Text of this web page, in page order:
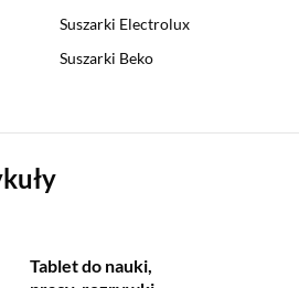
Suszarki Electrolux
Suszarki Beko
Tablet do nauki,